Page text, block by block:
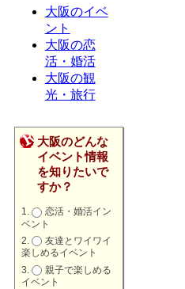
大阪のイベ
ント
大阪の恋
活・婚活
大阪の観
光・旅行
大阪のどんな
イベント情報
を知りたいで
すか？
恋活・婚活イン
ベント
友達とワイワイ
楽しめるイベント
親子で楽しめる
イベント